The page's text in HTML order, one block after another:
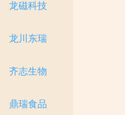
龙磁科技
龙川东瑞
齐志生物
鼎瑞食品